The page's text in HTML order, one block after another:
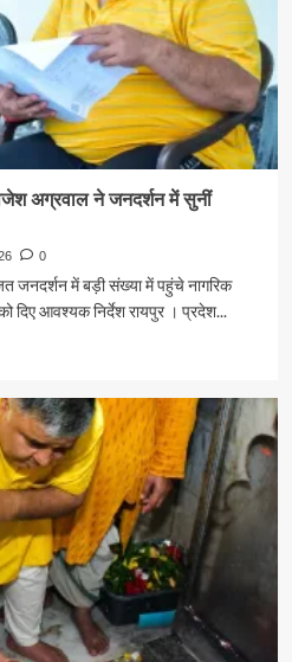
अग्रवाल ने जनदर्शन में सुनीं
0
जनदर्शन में बड़ी संख्या में पहुंचे नागरिक
दिए आवश्यक निर्देश रायपुर । प्रदेश...